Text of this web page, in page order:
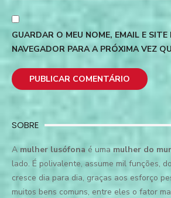
GUARDAR O MEU NOME, EMAIL E SITE
NAVEGADOR PARA A PRÓXIMA VEZ
SOBRE
A mulher lusófona é uma mulher do
lado. É polivalente, assume mil funções,
cresce dia para dia, graças aos esforço
muitos bens comuns, entre eles o fator